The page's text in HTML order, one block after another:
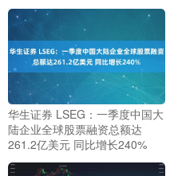
华生证券 LSEG：一季度中国大
陆企业全球股票融资总额达
261.2亿美元 同比增长240%